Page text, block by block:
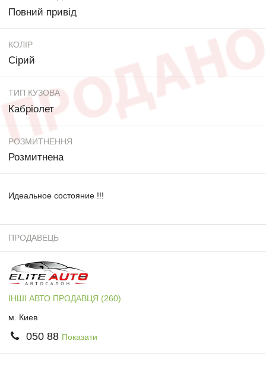
Повний привід
КОЛІР
Сірий
ТИП КУЗОВА
Кабріолет
РОЗМИТНЕННЯ
Розмитнена
Идеальное состояние !!!
ПРОДАВЕЦЬ
ІНШІ АВТО ПРОДАВЦЯ (260)
м. Киев
050 88 Показати